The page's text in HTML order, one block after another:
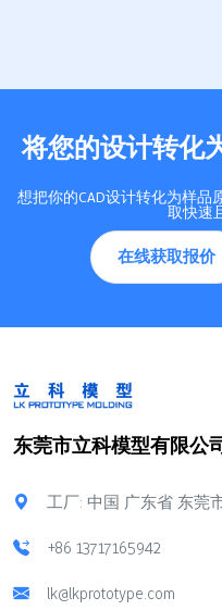
将您的设计转化
想把你的CAD设计转化为样
取快速
在线获取报价
东莞市立科模型有限公
工厂: 中国 广东省 东莞
+86 13717165942
lk@lkprototype.com